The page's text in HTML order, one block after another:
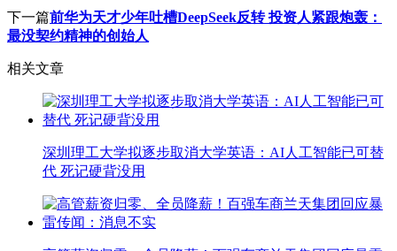
下一篇前华为天才少年吐槽DeepSeek反转 投资人紧跟炮轰：
最没契约精神的创始人
相关文章
深圳理工大学拟逐步取消大学英语：AI人工智能已可替
代 死记硬背没用